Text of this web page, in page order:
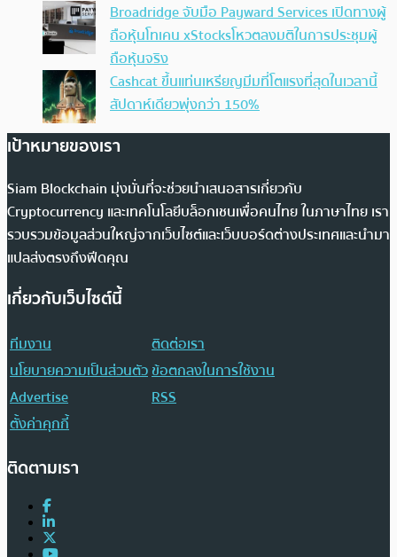
Broadridge จับมือ Payward Services เปิดทางผู้
ถือหุ้นโทเคน xStocksโหวตลงมติในการประชุมผู้
ถือหุ้นจริง
Cashcat ขึ้นแท่นเหรียญมีมที่โตแรงที่สุดในเวลานี้
สัปดาห์เดียวพุ่งกว่า 150%
เป้าหมายของเรา
Siam Blockchain มุ่งมั่นที่จะช่วยนำเสนอสารเกี่ยวกับ
Cryptocurrency และเทคโนโลยีบล็อกเชนเพื่อคนไทย ในภาษาไทย เรา
รวบรวมข้อมูลส่วนใหญ่จากเว็บไซต์และเว็บบอร์ดต่างประเทศและนำมา
แปลส่งตรงถึงฟีดคุณ
เกี่ยวกับเว็บไซต์นี้
ทีมงาน
ติดต่อเรา
นโยบายความเป็นส่วนตัวข้อตกลงในการใช้งาน
Advertise
RSS
ตั้งค่าคุกกี้
ติดตามเรา